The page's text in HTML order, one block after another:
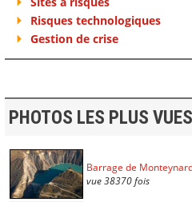
Risques technologiques
Gestion de crise
PHOTOS LES PLUS VUES
Barrage de
vue 38370 fois